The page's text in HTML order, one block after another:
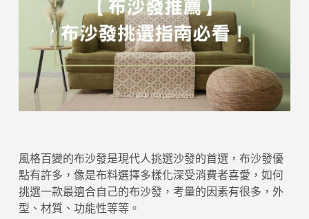
風格百變的布沙發是現代人挑選沙發的首選，布沙發優
點有許多，像是布料選擇多樣化深受消費者喜愛，如何
挑選一款最適合自己的布沙發，考量的因素有很多，外
型、材質、功能性等等。